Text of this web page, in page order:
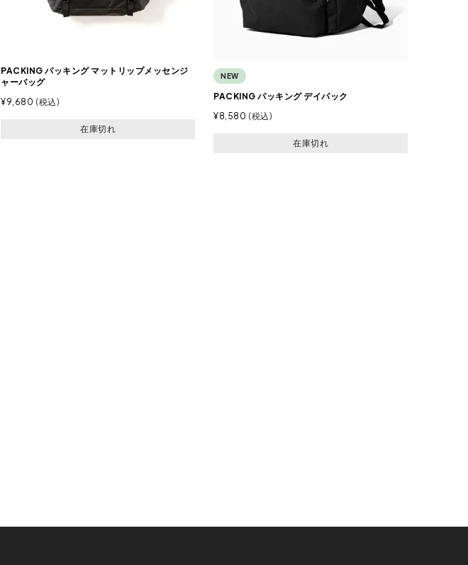
PACKING パッキング マットリップメッセンジ
ャーバッグ
¥9,680 税込
在庫切れ
NEW
PACKING パッキング デイパック
¥8,580 税込
在庫切れ